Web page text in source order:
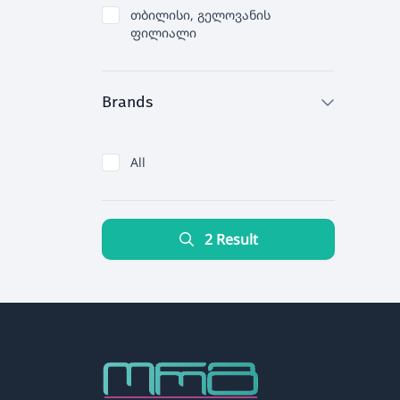
თბილისი, გელოვანის
ფილიალი
Brands
All
2 Result